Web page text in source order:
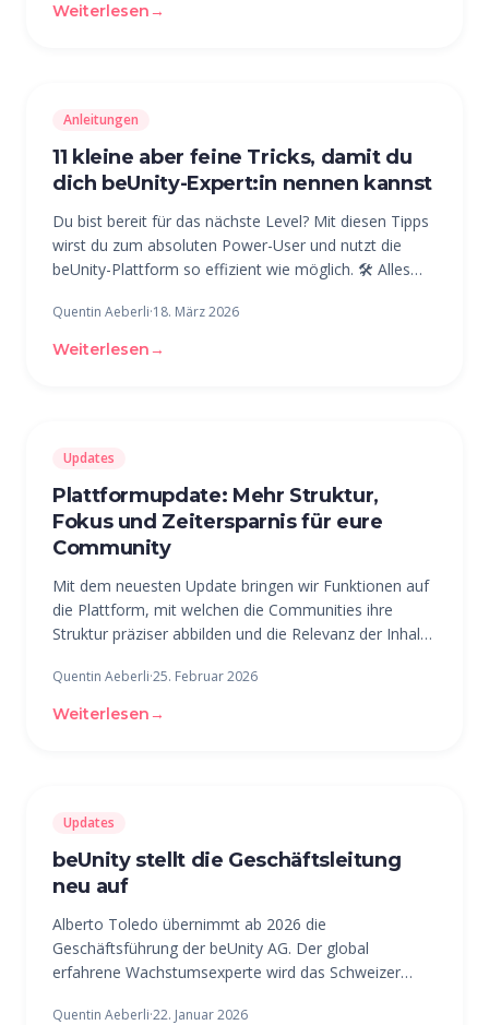
Weiterlesen →
Anleitungen
11 kleine aber feine Tricks, damit du
dich beUnity-Expert:in nennen kannst
Du bist bereit für das nächste Level? Mit diesen Tipps
wirst du zum absoluten Power-User und nutzt die
beUnity-Plattform so effizient wie möglich. 🛠️ Alles
private Test-Gruppe. Hier kannst du alle Beitragsarten,
Umfragen
Quentin Aeberli·18. März 2026
Weiterlesen →
Updates
Plattformupdate: Mehr Struktur,
Fokus und Zeitersparnis für eure
Community
Mit dem neuesten Update bringen wir Funktionen auf
die Plattform, mit welchen die Communities ihre
Struktur präziser abbilden und die Relevanz der Inhalte
Untergruppen: Eure Organisation perfekt abgebildet
Endlich ist es da: Die
Quentin Aeberli·25. Februar 2026
Weiterlesen →
Updates
beUnity stellt die Geschäftsleitung
neu auf
Alberto Toledo übernimmt ab 2026 die
Geschäftsführung der beUnity AG. Der global
erfahrene Wachstumsexperte wird das Schweizer
Unterstützt wird Toledo unter anderem vom neuen
Quentin Aeberli·22. Januar 2026